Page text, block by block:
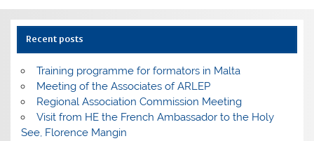
Recent posts
Training programme for formators in Malta
Meeting of the Associates of ARLEP
Regional Association Commission Meeting
Visit from HE the French Ambassador to the Holy
See, Florence Mangin